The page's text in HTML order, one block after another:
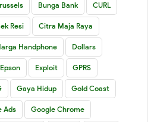
Bunga Bank CURL
Resi Citra Maja Raya
Handphone Dollars
Epson Exploit GPRS
Gaya Hidup Gold Coast
Ads Google Chrome